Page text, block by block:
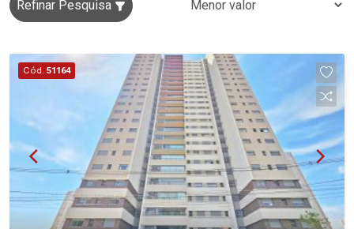
Refinar Pesquisa
Cód. 51164